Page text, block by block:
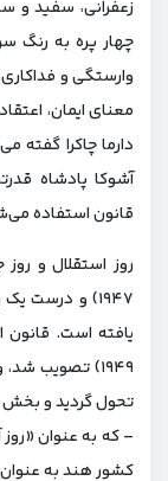
زعفرانی، سفید و
چهار پره به رنگ
وارستگی و
معنای ایمان،
دارما چاکرا
آشوکا پادشاه
قانون استفاده
۱۹۴۷) و درست
۱۹۴۹) تصویب
– که به عنوان
کشور هند به